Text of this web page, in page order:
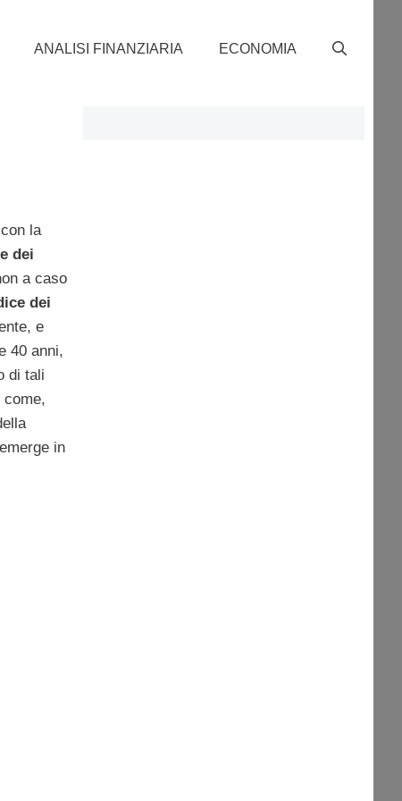
ANALISI FINANZIARIA ECONOMIA
la
dei
a caso
dei
e
40 anni,
di tali
come,
in